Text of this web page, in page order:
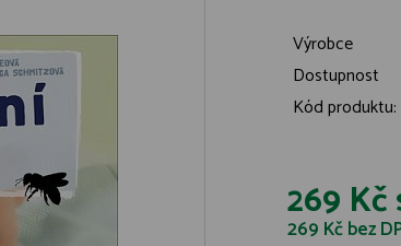
Výrobce
Dostupnost
Kód produktu:
269 Kč
269 Kčbez